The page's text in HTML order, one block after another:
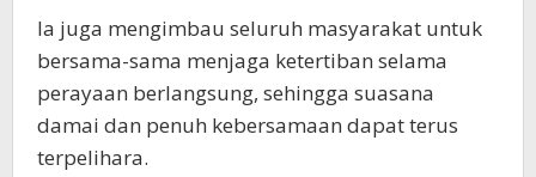
Ia juga mengimbau seluruh masyarakat untuk
bersama-sama menjaga ketertiban selama
perayaan berlangsung, sehingga suasana
damai dan penuh kebersamaan dapat terus
terpelihara.